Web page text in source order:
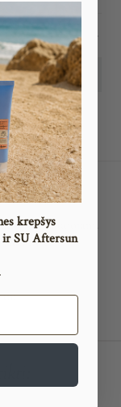
ir naudojami
krepšys
ir SU Aftersun